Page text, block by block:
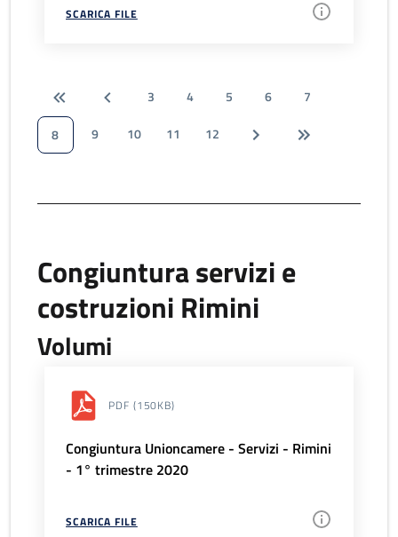
SCARICA FILE
3 4 5 6
7
8
9 10 11 12
Congiuntura servizi e
costruzioni Rimini
Volumi
PDF (150KB)
Congiuntura Unioncamere - Servizi - Rimini
- 1° trimestre 2020
SCARICA FILE